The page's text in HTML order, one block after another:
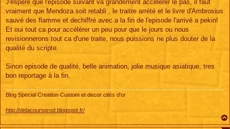
J'espere que l'episode suivant va grandement accélérer le pas, il faut
vraiment que Mendoza soit retabli , le traitre arrété et le livre d'Ambrosius
sauvé des flamme et dechiffré avec a la fin de l'episode l'arrivé a pekin!
Et oui tout ca pour accélérer un peu pour que le jours ou nous
revisionnerons tout ca d'une traite, nous puissions ne plus douter de la
qualité du scripte.
Sinon episode de qualité, belle animation, jolie musique asiatique, tres
bon reportage à la fin.
Blog Special Creation Custom et decor cités d'or
http://delacoursprod.blogspot.fr/